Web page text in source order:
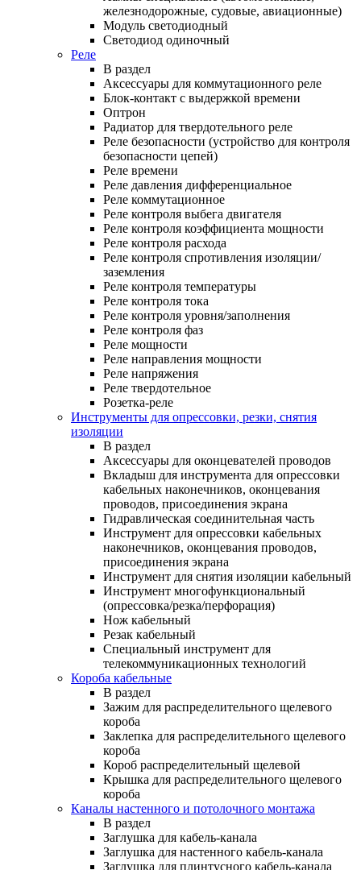
железнодорожные, судовые, авиационные)
Модуль светодиодный
Светодиод одиночный
Реле
В раздел
Аксессуары для коммутационного реле
Блок-контакт с выдержкой времени
Оптрон
Радиатор для твердотельного реле
Реле безопасности (устройство для контроля
безопасности цепей)
Реле времени
Реле давления дифференциальное
Реле коммутационное
Реле контроля выбега двигателя
Реле контроля коэффициента мощности
Реле контроля расхода
Реле контроля спротивления изоляции/
заземления
Реле контроля температуры
Реле контроля тока
Реле контроля уровня/заполнения
Реле контроля фаз
Реле мощности
Реле направления мощности
Реле напряжения
Реле твердотельное
Розетка-реле
Инструменты для опрессовки, резки, снятия
изоляции
В раздел
Аксессуары для оконцевателей проводов
Вкладыш для инструмента для опрессовки
кабельных наконечников, оконцевания
проводов, присоединения экрана
Гидравлическая соединительная часть
Инструмент для опрессовки кабельных
наконечников, оконцевания проводов,
присоединения экрана
Инструмент для снятия изоляции кабельный
Инструмент многофункциональный
(опрессовка/резка/перфорация)
Нож кабельный
Резак кабельный
Специальный инструмент для
телекоммуникационных технологий
Короба кабельные
В раздел
Зажим для распределительного щелевого
короба
Заклепка для распределительного щелевого
короба
Короб распределительный щелевой
Крышка для распределительного щелевого
короба
Каналы настенного и потолочного монтажа
В раздел
Заглушка для кабель-канала
Заглушка для настенного кабель-канала
Заглушка для плинтусного кабель-канала